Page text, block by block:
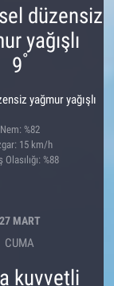
9°
yağmur yağışlı
Nem: %82
15 km/h
Olasılığı: %88
27 MART
CUMA